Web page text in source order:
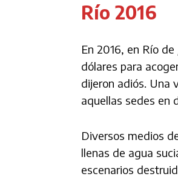
Río 2016
En 2016, en Río
dólares para
dijeron adiós. Una
aquellas sedes en
Diversos medios
llenas de agua
escenarios